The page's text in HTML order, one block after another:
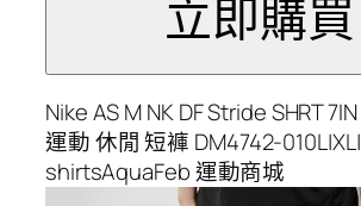
Nike AS M NK DF Stride SHRT
運動 休閒 短褲 DM4742-
shirtsAquaFeb 運動商城